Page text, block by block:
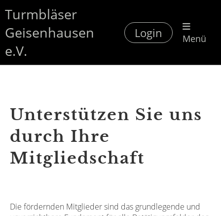
Turmbläser
Geisenhausen
e.V.
Login Menü
Unterstützen Sie uns
durch Ihre
Mitgliedschaft
Die fördernden Mitglieder sind das grundlegende und